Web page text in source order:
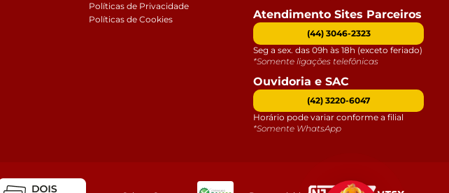
Políticas de Privacidade
Políticas de Cookies
Atendimento Sites Parceiros
(44) 3046-2323
Seg a sex. das 09h às 18h (exceto feriado)
*Somente ligações telefônicas
Ouvidoria e SAC
(42) 3220-6047
Horário pode variar conforme a filial
*Somente WhatsApp